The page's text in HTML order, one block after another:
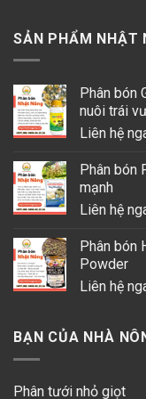
SẢN PHẨM NHẬT
Phân bón
nuôi trái
Liên hệ
Phân bón
mạnh
Liên hệ
Phân bón
Powder
Liên hệ
BẠN CỦA NHÀ
Phân tưới nhỏ giọt